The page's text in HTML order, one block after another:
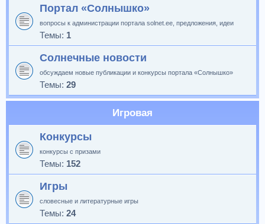
Портал «Солнышко»
вопросы к администрации портала solnet.ee, предложения, идеи
Темы: 1
Солнечные новости
обсуждаем новые публикации и конкурсы портала «Солнышко»
Темы: 29
Игровая
Конкурсы
конкурсы с призами
Темы: 152
Игры
словесные и литературные игры
Темы: 24